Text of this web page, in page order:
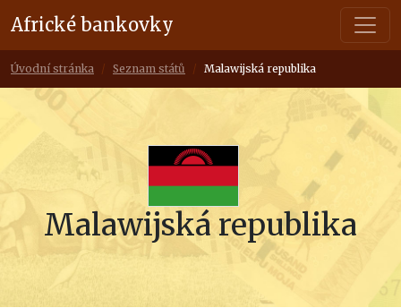
Africké bankovky
Úvodní stránka Seznam států Malawijská republika
Malawijská republika